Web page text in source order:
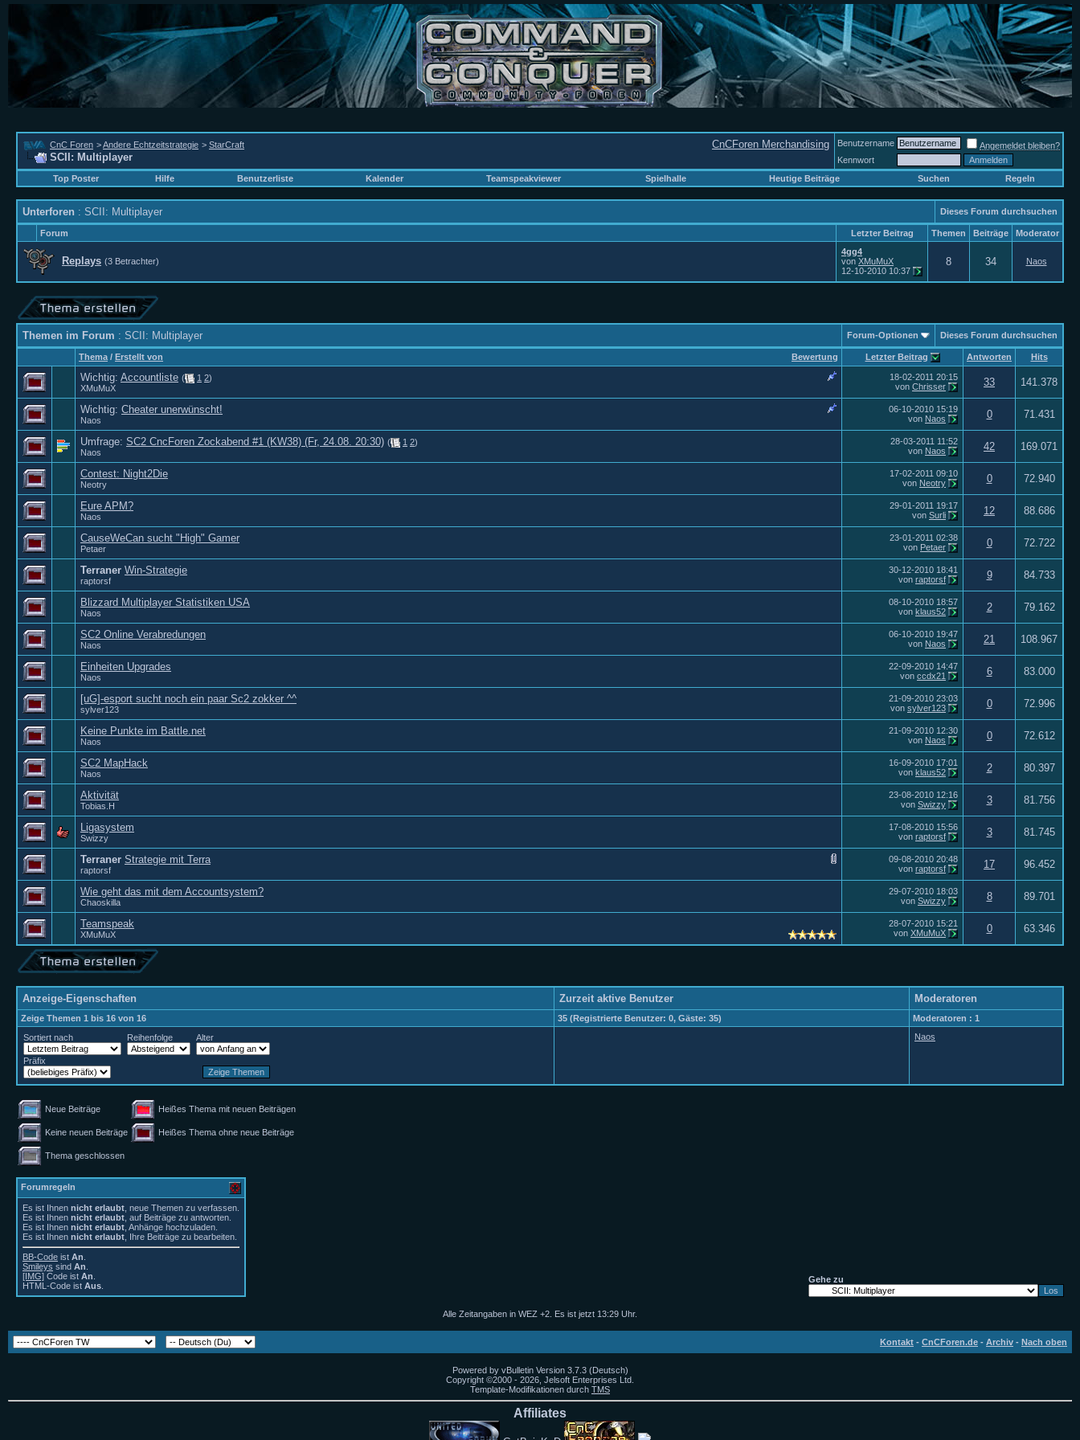
CnCForen Merchandising
CnC Foren >Andere Echtzeitstrategie > StarCraft
SCII: Multiplayer
Benutzername
Angemeldet bleiben?
Kennwort
Top Poster
Hilfe Benutzerliste Kalender Teamspeakviewer Spielhalle Heutige Beiträge Suchen Regeln
Unterforen : SCII: Multiplayer Dieses Forum durchsuchen
Forum Letzter Beitrag Themen Beiträge Moderator
Replays (3 Betrachter)
4gg4
von XMuMuX
12-10-2010 10:37
8 34 Naos
Themen im Forum : SCII: Multiplayer Forum-Optionen Dieses Forum durchsuchen
Bewertung
Thema / Erstellt von Letzter Beitrag Antworten Hits
Wichtig: Accountliste ( 1 2)
XMuMuX
18-02-2011 20:15
von Chrisser 33 141.378
Wichtig: Cheater unerwünscht!
Naos
06-10-2010 15:19
von Naos 0 71.431
Umfrage: SC2 CncForen Zockabend #1 (KW38) (Fr, 24.08. 20:30) ( 1 2)
Naos
28-03-2011 11:52
von Naos 42 169.071
Contest: Night2Die
Neotry
17-02-2011 09:10
von Neotry 0 72.940
Eure APM?
Naos
29-01-2011 19:17
von Surli 12 88.686
CauseWeCan sucht "High" Gamer
Petaer
23-01-2011 02:38
von Petaer 0 72.722
Terraner Win-Strategie
raptorsf
30-12-2010 18:41
von raptorsf 9 84.733
Blizzard Multiplayer Statistiken USA
Naos
08-10-2010 18:57
von klaus52 2 79.162
SC2 Online Verabredungen
Naos
06-10-2010 19:47
von Naos 21 108.967
Einheiten Upgrades
Naos
22-09-2010 14:47
von ccdx21 6 83.000
[uG]-esport sucht noch ein paar Sc2 zokker ^^
sylver123
21-09-2010 23:03
von sylver123 0 72.996
Keine Punkte im Battle.net
Naos
21-09-2010 12:30
von Naos 0 72.612
SC2 MapHack
Naos
16-09-2010 17:01
von klaus52 2 80.397
Aktivität
Tobias.H
23-08-2010 12:16
von Swizzy 3 81.756
Ligasystem
Swizzy
17-08-2010 15:56
von raptorsf 3 81.745
Terraner Strategie mit Terra
raptorsf
09-08-2010 20:48
von raptorsf 17 96.452
Wie geht das mit dem Accountsystem?
Chaoskilla
29-07-2010 18:03
von Swizzy 8 89.701
Teamspeak
XMuMuX
28-07-2010 15:21
von XMuMuX 0 63.346
Anzeige-Eigenschaften Zurzeit aktive Benutzer Moderatoren
Zeige Themen 1 bis 16 von 16 35 (Registrierte Benutzer: 0, Gäste: 35)
Moderatoren : 1
Sortiert nach
Reihenfolge Alter
Präfix
Naos
Neue Beiträge Heißes Thema mit neuen Beiträgen
Keine neuen Beiträge Heißes Thema ohne neue Beiträge
Thema geschlossen
Forumregeln
Es ist Ihnen nicht erlaubt , neue Themen zu verfassen.
Es ist Ihnen nicht erlaubt , auf Beiträge zu antworten.
Es ist Ihnen nicht erlaubt , Anhänge hochzuladen.
Es ist Ihnen nicht erlaubt , Ihre Beiträge zu bearbeiten.
BB-Code ist An
Smileys sind An
[IMG] Code ist An
HTML-Code ist Aus
Gehe zu
Alle Zeitangaben in WEZ +2. Es ist jetzt 13:29 Uhr.
Kontakt - CnCForen.de - Archiv - Nach oben
Powered by vBulletin Version 3.7.3 (Deutsch)
Copyright ©2000 - 2026, Jelsoft Enterprises Ltd.
Template-Modifikationen durch TMS
Affiliates